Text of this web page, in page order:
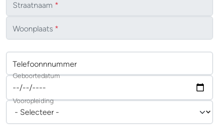
Straatnaam *
Woonplaats *
Telefoonnnummer
Geboortedatum
Vooropleiding